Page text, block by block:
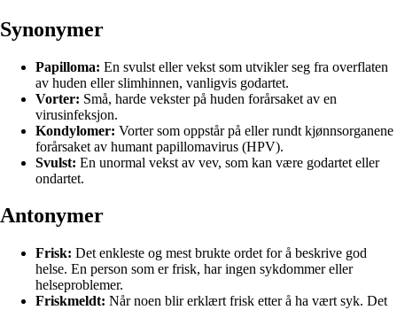
Synonymer
Papilloma: En svulst eller vekst som utvikler seg fra overflaten
av huden eller slimhinnen, vanligvis godartet.
Vorter: Små, harde vekster på huden forårsaket av en
virusinfeksjon.
Kondylomer: Vorter som oppstår på eller rundt kjønnsorganene
forårsaket av humant papillomavirus (HPV).
Svulst: En unormal vekst av vev, som kan være godartet eller
ondartet.
Antonymer
Frisk: Det enkleste og mest brukte ordet for å beskrive god
helse. En person som er frisk, har ingen sykdommer eller
helseproblemer.
Friskmeldt: Når noen blir erklært frisk etter å ha vært syk. Det